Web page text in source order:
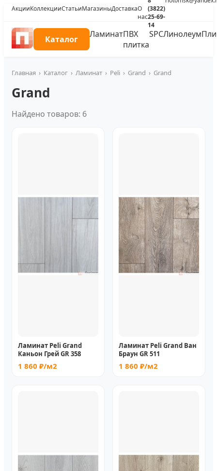
АкцииКоллекцииСтатьиМагазиныДоставкаО
нас
(3822)
25-69-
14
Каталог ЛаминатПВХ
плитка
SPCЛинолеум
Главная › Каталог › Ламинат › Peli › Grand › Grand
Grand
Найдено товаров: 6
Ламинат Peli Grand
Каньон Грей GR 358
1 860 ₽/м2
Ламинат Peli Grand Ван
Браун GR 511
1 860 ₽/м2